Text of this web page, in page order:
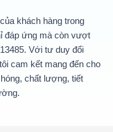
khách hàng trong
đáp ứng mà còn vượt
Với tư duy đổi
cam kết mang đến cho
chất lượng, tiết